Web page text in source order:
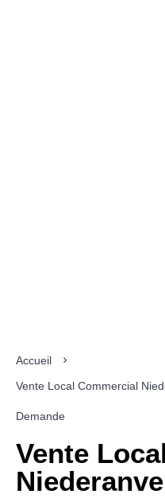
Accueil
Vente Local Commercial
Demande
Vente